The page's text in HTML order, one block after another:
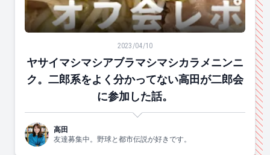
ヤサイマシマシアブラマシマシカラメニンニク。二郎
2023/04/10
ヤサイマシマシアブラマシマシカラメニンニ
ク。二郎系をよく分かってない高田が二郎会
に参加した話。
高田
友達募集中。野球と都市伝説が好きです。